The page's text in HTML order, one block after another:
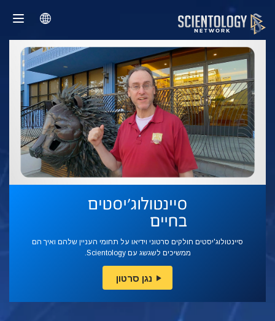
סיינטולוג'יסטים חולקים סרטוני וידיאו על תחומי העניין שלהם ואיך הם
ממשיכים לשגשג עם Scientology.
נגן סרטון